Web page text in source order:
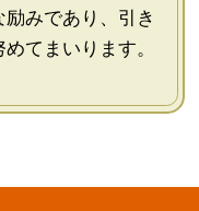
みであり、引き
てまいります。